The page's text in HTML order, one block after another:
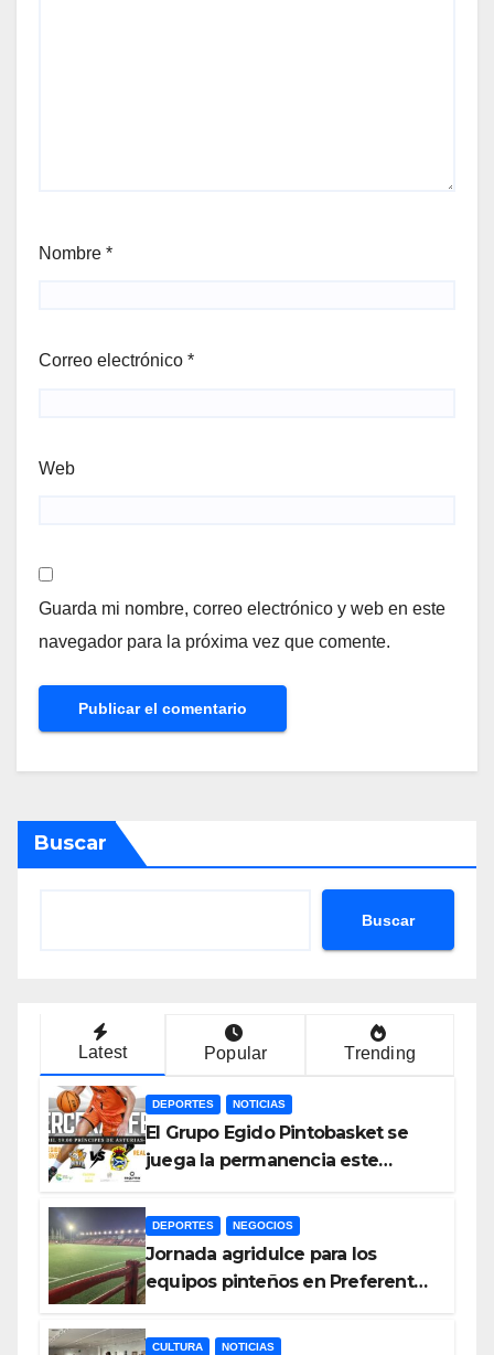
Nombre *
Correo electrónico *
Web
Guarda mi nombre, correo electrónico y web en este
navegador para la próxima vez que comente.
Buscar
Buscar
Latest Popular Trending
DEPORTES NOTICIAS
El Grupo Egido Pintobasket se
juega la permanencia este
Asturias
DEPORTES NEGOCIOS
Jornada agridulce para los
equipos pinteños en Preferente
Pinto bajo amenaza
CULTURA NOTICIAS